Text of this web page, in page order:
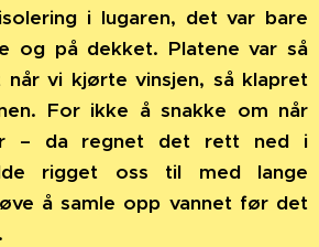
i lugaren, det var bare
og på dekket. Platene var så
når vi kjørte vinsjen, så klapret
For ikke å snakke om når
– da regnet det rett ned i
rigget oss til med lange
å samle opp vannet før det